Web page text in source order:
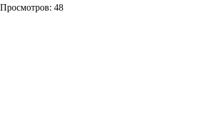
Просмотров: 48